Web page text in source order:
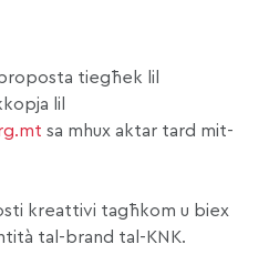
tiegħek lil
lil
sa mhux aktar tard mit-
kreattivi tagħkom u biex
tal-brand tal-KNK.